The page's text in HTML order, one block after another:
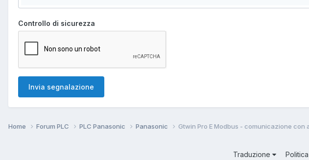
Controllo di sicurezza
Invia segnalazione
Home Forum PLC PLC Panasonic Panasonic Gtwin Pro E Modbus - comunicazione con
Traduzione